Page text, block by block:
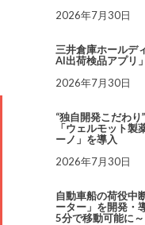
2026年7月30日
三井倉庫ホールデ
AI出荷検品アプリ
2026年7月30日
“独自開発こだわ
「ウェルモット製
ーノ」を導入
2026年7月30日
自動車船の荷役中
ーター」を開発・
5分で移動可能に～